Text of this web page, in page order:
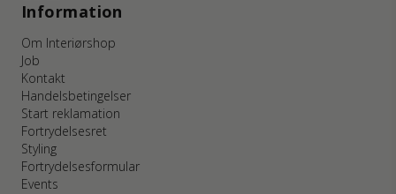
Information
Om Interiørshop
Job
Kontakt
Handelsbetingelser
Start reklamation
Fortrydelsesret
Styling
Fortrydelsesformular
Events